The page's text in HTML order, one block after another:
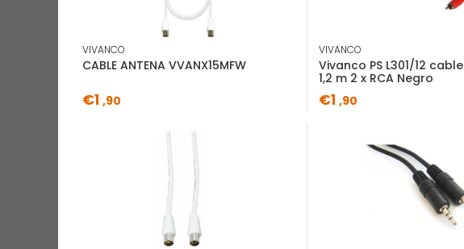
VIVANCO
CABLE ANTENA VVANX15MFW
€1 ,90
VIVANCO
Vivanco PS L301/12
1,2 m 2 x RCA Negro
€1 ,90